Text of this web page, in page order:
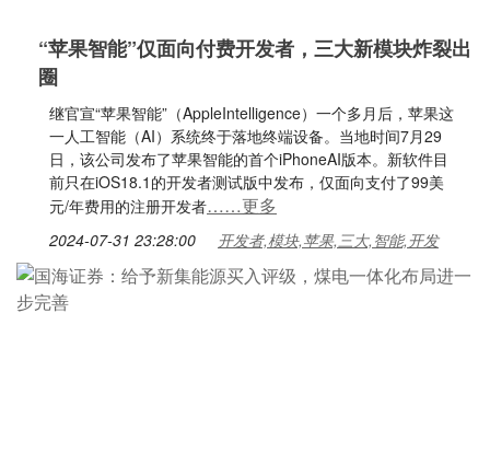
“苹果智能”仅面向付费开发者，三大新模块炸裂出
圈
继官宣“苹果智能”（AppleIntelligence）一个多月后，苹果这
一人工智能（AI）系统终于落地终端设备。当地时间7月29
日，该公司发布了苹果智能的首个iPhoneAI版本。新软件目
前只在iOS18.1的开发者测试版中发布，仅面向支付了99美
元/年费用的注册开发者……更多
2024-07-31 23:28:00 开发者,模块,苹果,三大,智能,开发